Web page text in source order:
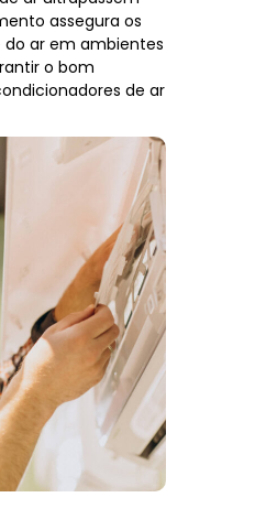
assegura os
do ar em ambientes
o bom
de ar